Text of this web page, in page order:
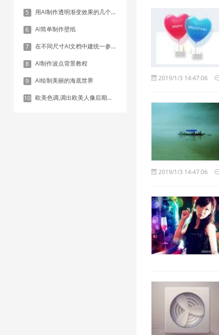
5 用AI制作透明渐变效果的几个方法
6 AI简单制作壁纸
7 在不同尺寸AI文档中建统一参考线 - 方法1：对齐和分布
8 AI制作波点背景教程
9 AI绘制美丽的海底世界
10 欧美色调,调出欧美人像后期色调实例
2019/1/3 14:47:06
2019/1/3 14:47:06